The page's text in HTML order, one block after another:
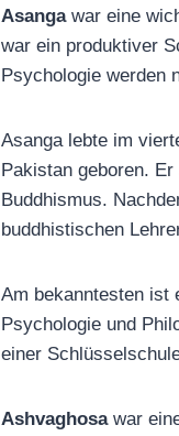
Asangawar eine
war ein produktiver
Psychologie werden
Asanga lebte im
Pakistan geboren.
Buddhismus.
buddhistischen
Am bekanntesten ist
Psychologie und
einer
Ashvaghosawar